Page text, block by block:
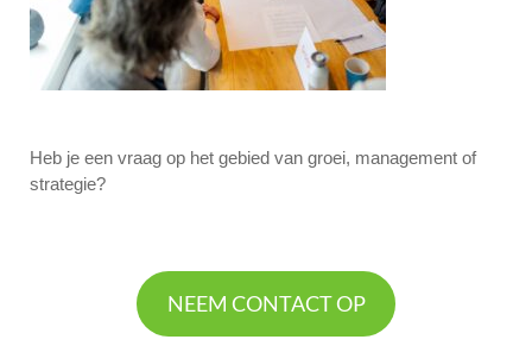
Heb je een vraag op het gebied van groei, management of
strategie?
NEEM CONTACT OP